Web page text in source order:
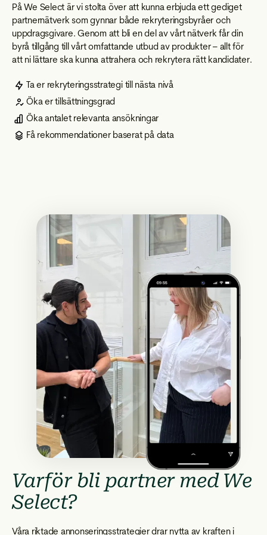
På We Select är vi stolta över att kunna erbjuda ett gediget
partnernätverk som gynnar både rekryteringsbyråer och
uppdragsgivare. Genom att bli en del av vårt nätverk får din
byrå tillgång till vårt omfattande utbud av produkter – allt för
att ni lättare ska kunna attrahera och rekrytera rätt kandidater.
Ta er rekryteringsstrategi till nästa nivå
Öka er tillsättningsgrad
Öka antalet relevanta ansökningar
Få rekommendationer baserat på data
Varför bli partner med We
Select?
Våra riktade annonseringsstrategier drar nytta av kraften i